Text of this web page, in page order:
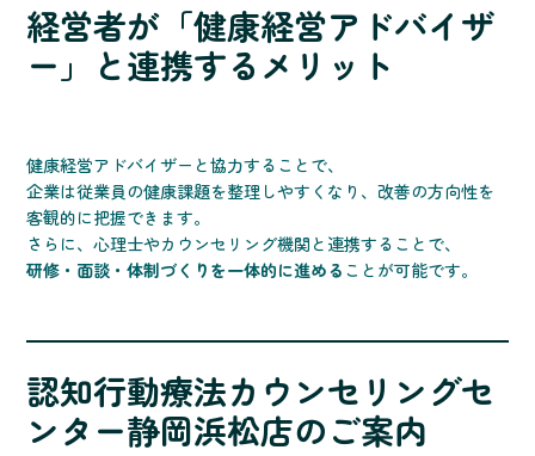
経営者が「健康経営アドバイザ
ー」と連携するメリット
健康経営アドバイザーと協力することで、
企業は従業員の健康課題を整理しやすくなり、改善の方向性を
客観的に把握できます。
さらに、心理士やカウンセリング機関と連携することで、
研修・面談・体制づくりを一体的に進める ことが可能です。
認知行動療法カウンセリングセ
ンター静岡浜松店のご案内